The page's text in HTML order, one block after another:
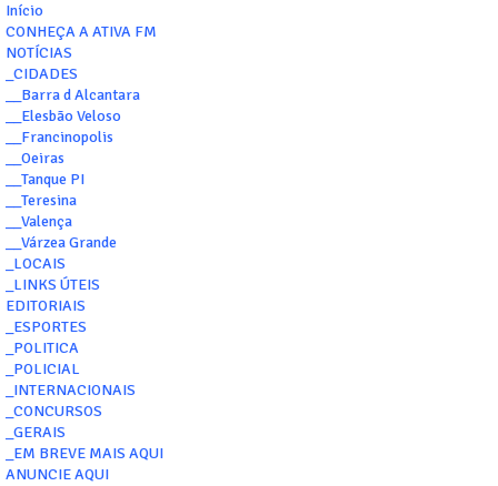
Início
CONHEÇA A ATIVA FM
NOTÍCIAS
_CIDADES
__Barra d Alcantara
__Elesbão Veloso
__Francinopolis
__Oeiras
__Tanque PI
__Teresina
__Valença
__Várzea Grande
_LOCAIS
_LINKS ÚTEIS
EDITORIAIS
_ESPORTES
_POLITICA
_POLICIAL
_INTERNACIONAIS
_CONCURSOS
_GERAIS
_EM BREVE MAIS AQUI
ANUNCIE AQUI